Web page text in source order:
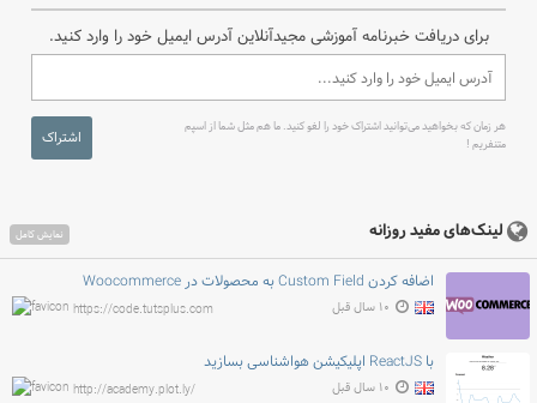
برای دریافت خبرنامه آموزشی مجیدآنلاین آدرس ایمیل خود را وارد کنید.
هر زمان که بخواهید می‌توانید اشتراک خود را لغو کنید. ما هم مثل شما از اسپم
متنفریم !
اشتراک
لینک‌های مفید روزانه نمایش کامل
اضافه کردن Custom Field به محصولات در Woocommerce
https://code.tutsplus.com ۱۰ سال قبل
با ReactJS اپلیکیشن هواشناسی بسازید
http://academy.plot.ly/ ۱۰ سال قبل